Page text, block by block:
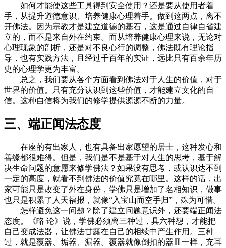
如何才能使这些工具得到安全使用？还是要从使用者着
手，从提升道德意识、培养健康心理着手。做到这两点，离不
开佛法。因为宗教才是建立道德的基石，这是通过自律自省建
立的，而不是来自外在约束。而从培养健康心理来说，无论对
心理现象的剖析，还是对不良心行的调整，佛法既有理论指
导，也有实践方法，且经过千百年的实证，远比只有百余年历
史的心理学更为丰富。
总之，我们要从各个方面看到佛法对于人生的价值，对于
世界的价值。只有充分认识到这些价值，才能建立文化的自
信。这种自信将为我们的修学提供源源不断的力量。
三、端正闻法态度
在座的有出家人，也有具备出家愿望的居士，这种发心和
善缘都很难得。但是，我们是不是基于对人生的思考，基于解
决生命问题的意愿来修学佛法？如果没有思考，或认识达不到
一定的高度，就看不到佛法的价值究竟在哪里。这样的话，出
家可能只是改变了外在身份，学佛只是增加了名相知识，做事
也只是积累了人天福报，就像“入宝山而空手归”，殊为可惜。
怎样避免这一问题？除了建立问题意识外，还要端正闻法
态度。《略 论》说，学佛必须离三种过，具六种想，才能把
自己变成法器，让佛法甘露在自己的相续中产生作用。三种
过，就是覆器、垢器、漏器。覆器就像倒扣的器皿一样，充耳